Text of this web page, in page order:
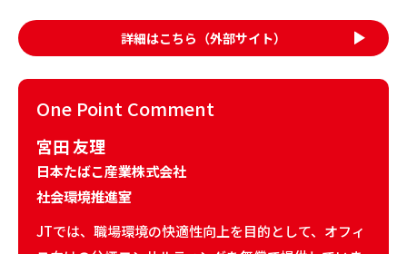
詳細はこちら （外部サイト）
One Point Comment
宮田 友理
日本たばこ産業株式会社
社会環境推進室
JTでは、職場環境の快適性向上を目的として、オフィ